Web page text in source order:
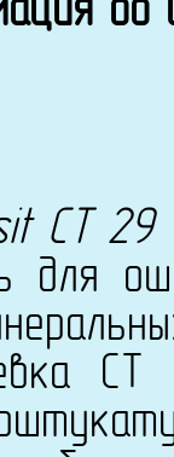
об
СТ 29
для